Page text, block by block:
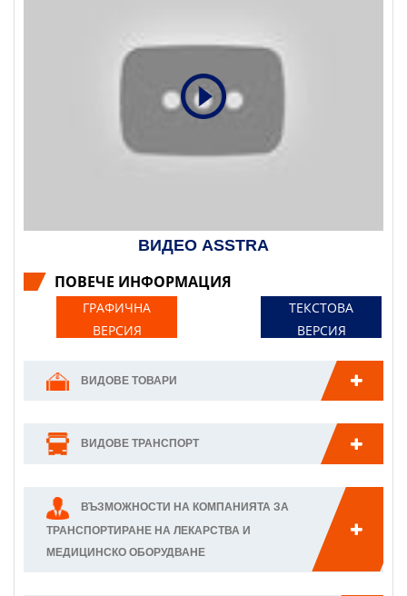
ВИДЕО ASSTRA
ПОВЕЧЕ ИНФОРМАЦИЯ
ГРАФИЧНА
ВЕРСИЯ
ТЕКСТОВА
ВЕРСИЯ
ВИДОВЕ ТОВАРИ
ВИДОВЕ ТРАНСПОРТ
ВЪЗМОЖНОСТИ НА КОМПАНИЯТА ЗА
ТРАНСПОРТИРАНЕ НА ЛЕКАРСТВА И
МЕДИЦИНСКО ОБОРУДВАНЕ